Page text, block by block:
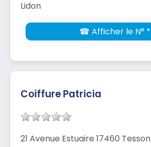
Lidon
☎ Afficher le N° *
Coiffure Patricia
21 Avenue Estuaire 17460 Tesson